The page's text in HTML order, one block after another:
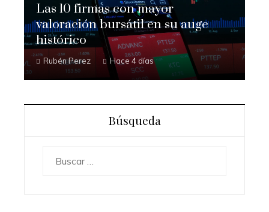
Las 10 firmas con mayor
valoración bursátil en su auge
histórico
Rubén Perez Hace 4 días
Búsqueda